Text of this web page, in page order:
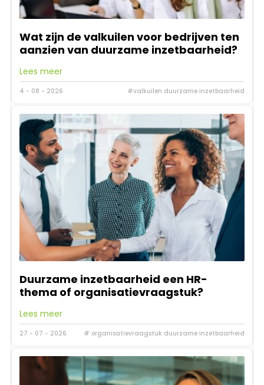
Wat zijn de valkuilen voor bedrijven ten
aanzien van duurzame inzetbaarheid?
Lees meer
4 - 08 - 2026 #valkuilen duurzame inzetbaarheid
Duurzame inzetbaarheid een HR-
thema of organisatievraagstuk?
Lees meer
27 - 07 - 2026 # organisatievraagstuk duurzame inzetbaarheid